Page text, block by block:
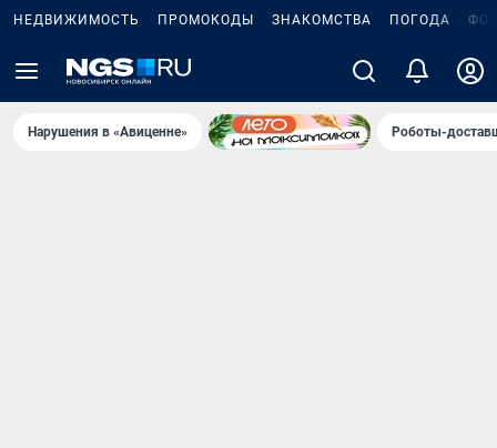
НЕДВИЖИМОСТЬ ПРОМОКОДЫ ЗНАКОМСТВА ПОГОДА
Нарушения в «Авиценне» Роботы-